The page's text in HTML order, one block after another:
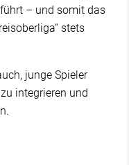
– und somit das
stets
junge Spieler
integrieren und